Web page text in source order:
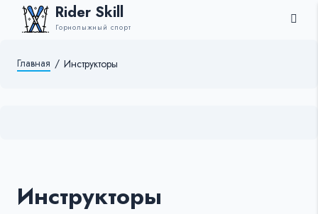
Rider Skill
Горнолыжный спорт
Главная / Инструкторы
Инструкторы